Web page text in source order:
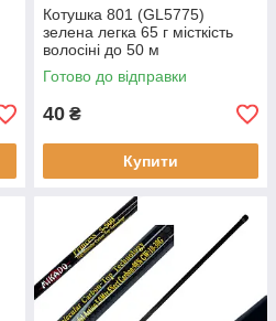
Котушка 801 (GL5775)
зелена легка 65 г місткість
волосіні до 50 м
Готово до відправки
40 ₴
Купити